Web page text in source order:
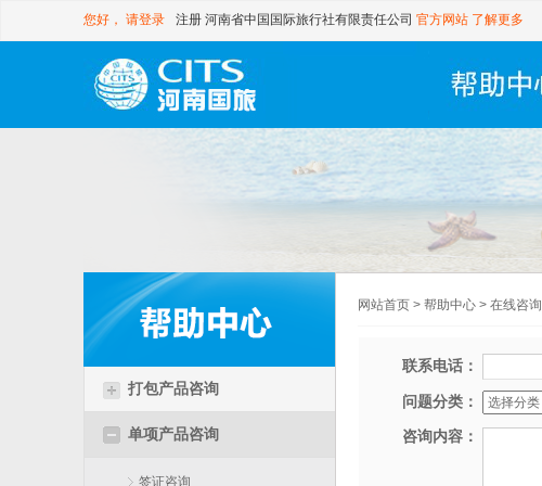
您好， 请登录 注册 河南省中国国际旅行社有限责任公司 官方网站 了解更多
打包产品咨询
单项产品咨询
签证咨询
网站首页 > 帮助中心 > 在线咨询
联系电话：
问题分类：
咨询内容：